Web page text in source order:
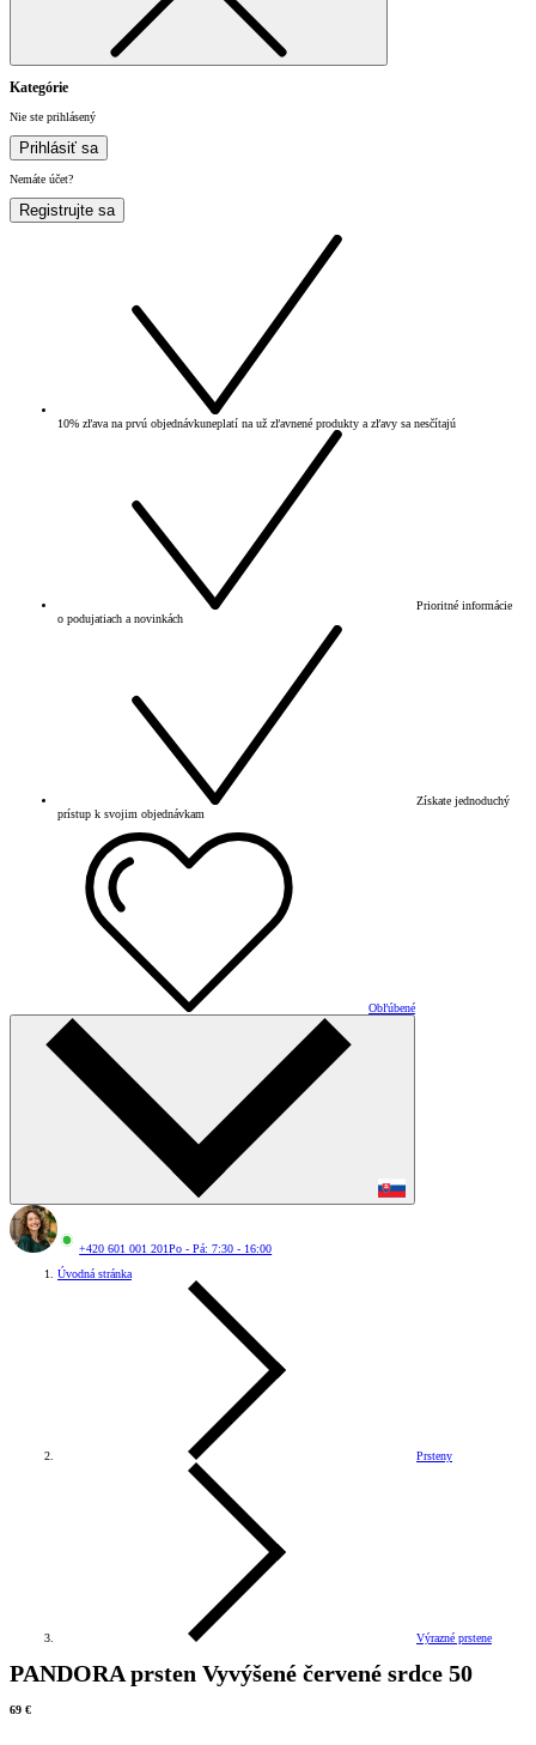
Kategórie
Nie ste prihlásený
Prihlásiť sa
Nemáte účet?
Registrujte sa
10% zľava na prvú objednávkuneplatí na už zľavnené produkty a zľavy sa nesčítajú
Prioritné informácie
o podujatiach a novinkách
Získate jednoduchý
prístup k svojim objednávkam
Obľúbené
+420 601 001 201Po - Pá: 7:30 - 16:00
Úvodná stránka
Prsteny
Výrazné prstene
PANDORA prsten Vyvýšené červené srdce 50
69 €